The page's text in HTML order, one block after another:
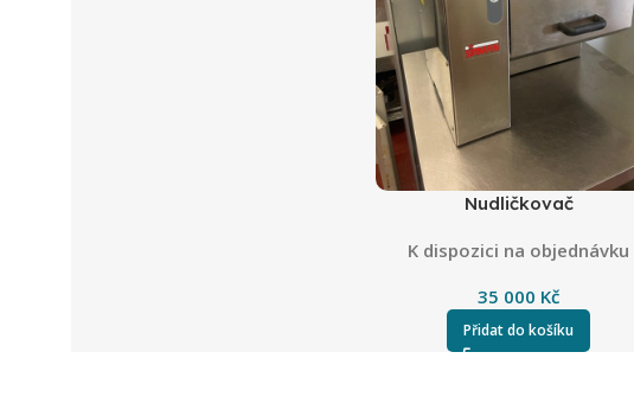
Nudličkovač
K dispozici na objednávku
35 000 Kč
Přidat do košíku